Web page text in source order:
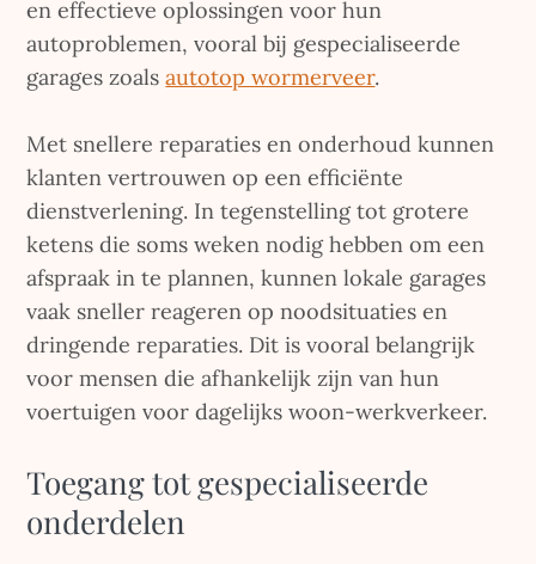
en effectieve oplossingen voor hun
autoproblemen, vooral bij gespecialiseerde
garages zoalsautotop wormerveer.
Met snellere reparaties en onderhoud kunnen
klanten vertrouwen op een efficiënte
dienstverlening. In tegenstelling tot grotere
ketens die soms weken nodig hebben om een
afspraak in te plannen, kunnen lokale garages
vaak sneller reageren op noodsituaties en
dringende reparaties. Dit is vooral belangrijk
voor mensen die afhankelijk zijn van hun
voertuigen voor dagelijks woon-werkverkeer.
Toegang tot gespecialiseerde
onderdelen